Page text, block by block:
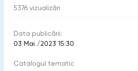
5376 vizualizări
Data publicării:
03 Mai /2023 15:30
Catalogul tematic